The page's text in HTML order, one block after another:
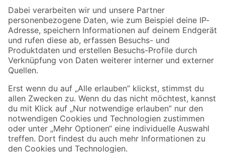
Zahlungsarten Versandarten
Sicher einkaufen
Jetzt die toom-App herunterladen